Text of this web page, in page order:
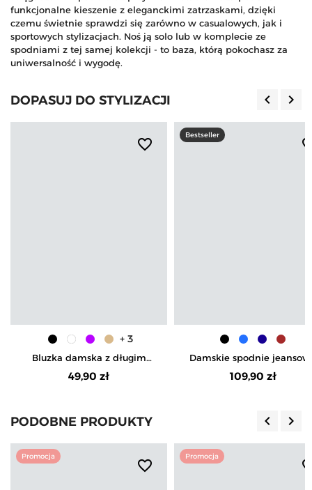
funkcjonalne kieszenie z eleganckimi zatrzaskami, dzięki
czemu świetnie sprawdzi się zarówno w casualowych, jak i
sportowych stylizacjach. Noś ją solo lub w komplecie ze
spodniami z tej samej kolekcji - to baza, którą pokochasz za
uniwersalność i wygodę.
DOPASUJ DO STYLIZACJI keyboard_arrow_left keyboard_arrow_right
favorite_border
Bluzka damska z długim
rękawem bawełniana gładka
49,90 zł
+ 3
Bestseller
Damskie spodnie
mom fit
109,90 zł
PODOBNE PRODUKTY keyboard_arrow_left keyboard_arrow_right
Promocja
favorite_border
Promocja